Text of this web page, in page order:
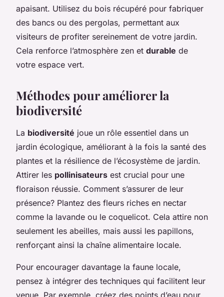
apaisant. Utilisez du bois récupéré pour fabriquer
des bancs ou des pergolas, permettant aux
visiteurs de profiter sereinement de votre jardin.
Cela renforce l’atmosphère zen et durable de
votre espace vert.
Méthodes pour améliorer la
biodiversité
La biodiversité joue un rôle essentiel dans un
jardin écologique, améliorant à la fois la santé des
plantes et la résilience de l’écosystème de jardin.
Attirer les pollinisateurs est crucial pour une
floraison réussie. Comment s’assurer de leur
présence? Plantez des fleurs riches en nectar
comme la lavande ou le coquelicot. Cela attire non
seulement les abeilles, mais aussi les papillons,
renforçant ainsi la chaîne alimentaire locale.
Pour encourager davantage la faune locale,
pensez à intégrer des techniques qui facilitent leur
venue. Par exemple, créez des points d’eau pour